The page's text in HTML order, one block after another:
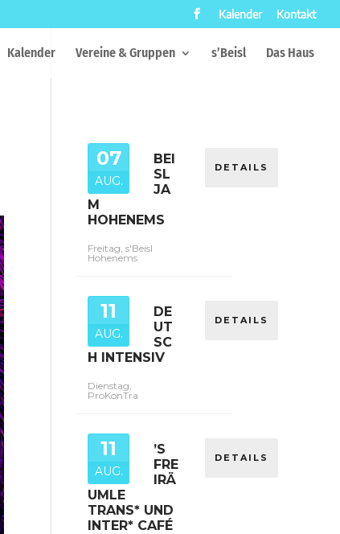
Kalender Kontakt
Kalender Vereine & Gruppen s’Beisl Das Haus
07
AUG.
BEI
SL
JA
M
HOHENEMS
Freitag, s'Beisl
Hohenems
DETAILS
11
AUG.
DE
UT
SC
H INTENSIV
Dienstag,
ProKonTra
DETAILS
11
AUG.
’S
FRE
IRÄ
UMLE
TRANS* UND
INTER* CAFÉ
DETAILS